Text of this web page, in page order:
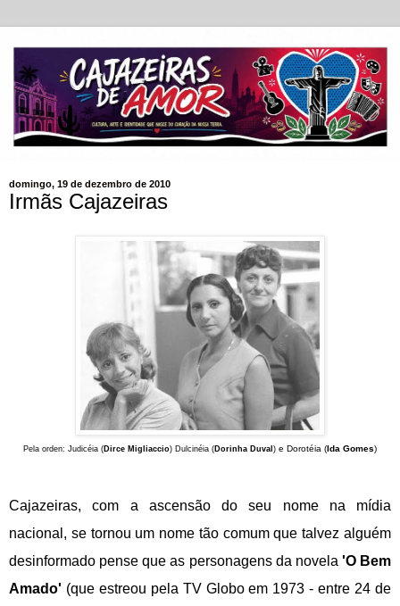
domingo, 19 de dezembro de 2010
Irmãs Cajazeiras
Pela orden: Judicéia ( Dirce Migliaccio) Dulcinéia ( Dorinha Duval ) e Dorotéia (Ida Gomes)
Cajazeiras, com a ascensão do seu nome na mídia
nacional, se tornou um nome tão comum que talvez alguém
desinformado pense que as personagens da novela 'O Bem
Amado' (que estreou pela TV Globo em 1973 - entre 24 de